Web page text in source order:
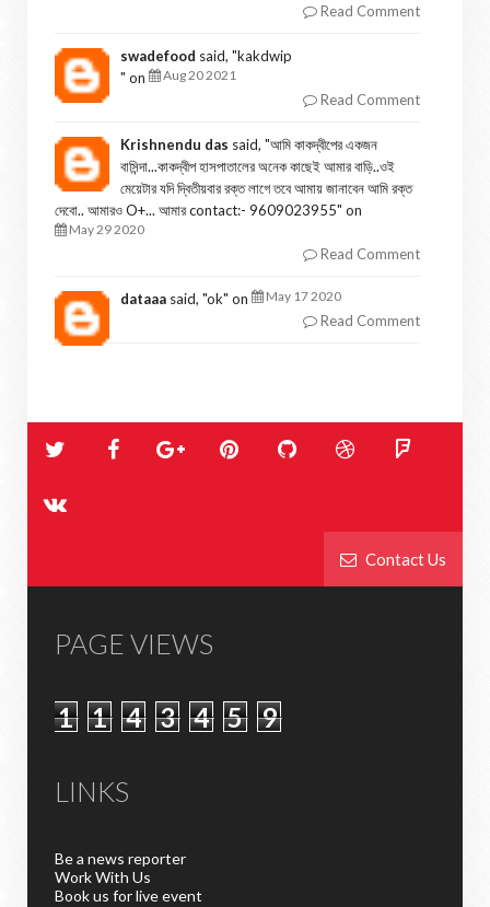
Read Comment
swadefood said, "kakdwip
" on
Aug 20 2021
Read Comment
Krishnendu das said, "আমি কাকদ্বীপের একজন
বাসিন্দা...কাকদ্বীপ হাসপাতালের অনেক কাছেই আমার বাড়ি..ওই
মেয়েটার যদি দ্বিতীয়বার রক্ত লাগে তবে আমায় জানাবেন আমি রক্ত
দেবো.. আমারও O+... আমার contact:- 9609023955" on
May 29 2020
Read Comment
dataaa said, "ok" on May 17 2020
Read Comment
Contact Us
PAGE VIEWS
1 1 4 3 4 5 9
LINKS
Be a news reporter
Work With Us
Book us for live event